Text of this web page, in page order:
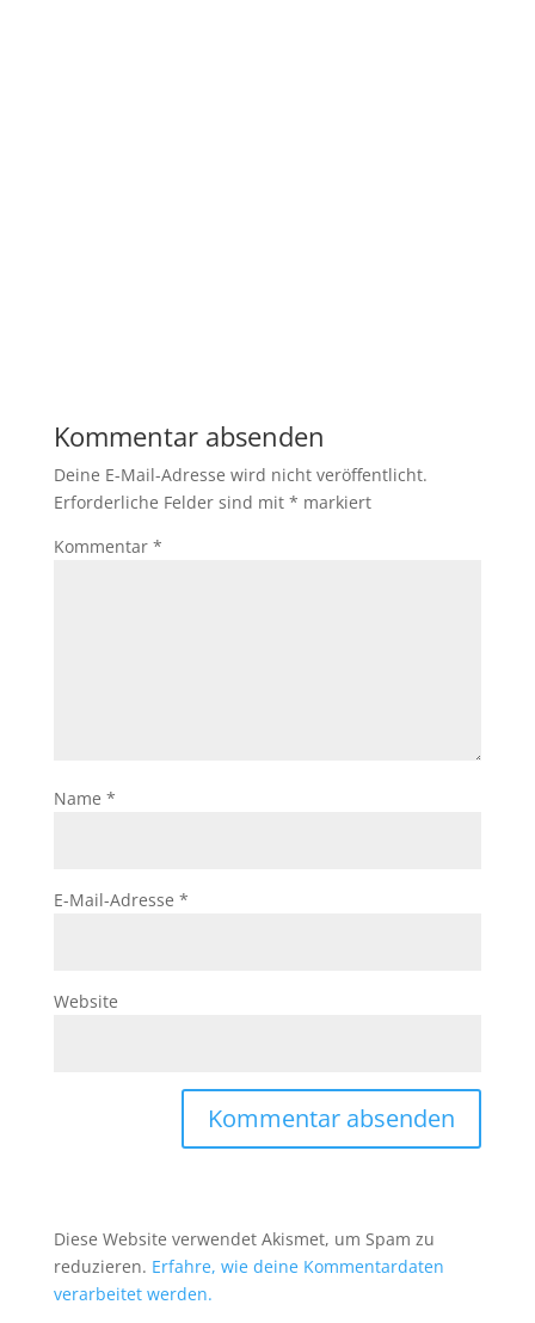
Kommentar absenden
Deine E-Mail-Adresse wird nicht veröffentlicht.
Erforderliche Felder sind mit * markiert
Kommentar *
Name *
E-Mail-Adresse *
Website
Diese Website verwendet Akismet, um Spam zu
reduzieren. Erfahre, wie deine Kommentardaten
verarbeitet werden.